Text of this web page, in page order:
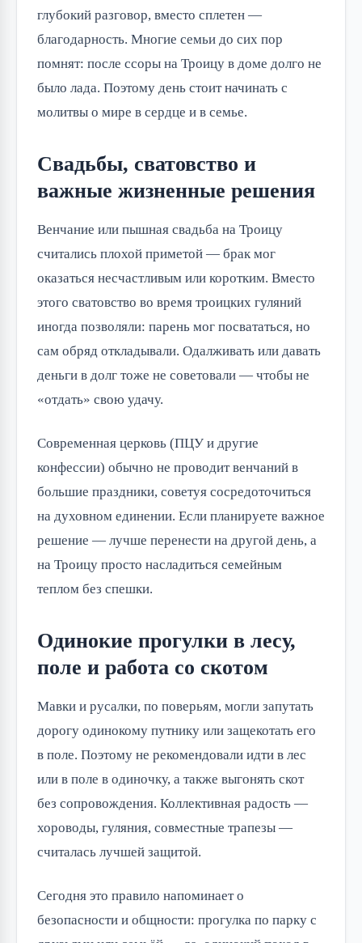
глубокий разговор, вместо сплетен —
благодарность. Многие семьи до сих пор
помнят: после ссоры на Троицу в доме долго не
было лада. Поэтому день стоит начинать с
молитвы о мире в сердце и в семье.
Свадьбы, сватовство и
важные жизненные решения
Венчание или пышная свадьба на Троицу
считались плохой приметой — брак мог
оказаться несчастливым или коротким. Вместо
этого сватовство во время троицких гуляний
иногда позволяли: парень мог посвататься, но
сам обряд откладывали. Одалживать или давать
деньги в долг тоже не советовали — чтобы не
«отдать» свою удачу.
Современная церковь (ПЦУ и другие
конфессии) обычно не проводит венчаний в
большие праздники, советуя сосредоточиться
на духовном единении. Если планируете важное
решение — лучше перенести на другой день, а
на Троицу просто насладиться семейным
теплом без спешки.
Одинокие прогулки в лесу,
поле и работа со скотом
Мавки и русалки, по поверьям, могли запутать
дорогу одинокому путнику или защекотать его
в поле. Поэтому не рекомендовали идти в лес
или в поле в одиночку, а также выгонять скот
без сопровождения. Коллективная радость —
хороводы, гуляния, совместные трапезы —
считалась лучшей защитой.
Сегодня это правило напоминает о
безопасности и общности: прогулка по парку с